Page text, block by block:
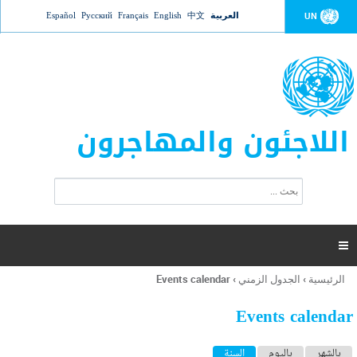
Jump to navigation UN العربية 中文
English
Français
Русский
Español
اللاجئون والمهاجرون
ت
ر
ل
ح
ب

أنت
هنا
الرئيسية › الجدول الزمني ›
Events calendar
Events calendar